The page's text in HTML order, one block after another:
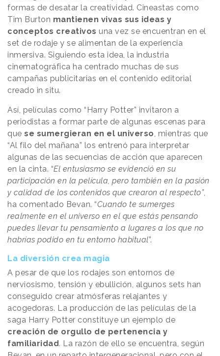
formas de desatar la creatividad. Cineastas como
Tim Burton mantienen vivas sus ideas y
conceptos creativos una vez se encuentran en el
set de rodaje y se alimentan de la experiencia
inmersiva. Siguiendo esta idea, la industria
cinematográfica ha centrado muchas de sus
campañas publicitarias en el contenido editorial
creado in situ.
Así, películas como “Harry Potter” invitaron a
periodistas a formar parte de algunas escenas para
que se sumergieran en el universo, mientras que
“Al filo del mañana” los entrenó para interpretar
algunas de las secuencias de acción que aparecen
en la cinta. “El entusiasmo se evidenció en su
participación en la película, pero también en la pasión
y calidad de los contenidos que crearon al respecto”,
ha comentado Bevan. “Cuando te sumerges
realmente en el universo en el que estás pensando
puedes llevar tu pensamiento a lugares a los que no
habrías podido en tu entorno habitual”.
La diversión crea magia
A pesar de que los rodajes son entornos de
nerviosismo, tensión y ebullición, algunos sets han
conseguido crear atmósferas relajantes y
acogedoras. La producción de las películas de la
saga Harry Potter constituye un ejemplo de
creación de orgullo de pertenencia y
familiaridad. La razón de ello se encuentra, según